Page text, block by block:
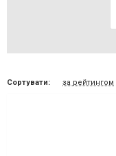
Сортувати: за рейтингом